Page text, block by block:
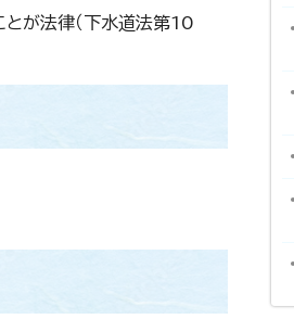
が法律（下水道法第10